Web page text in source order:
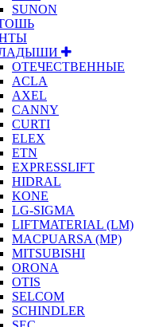
SUNON
ОТЕЧЕСТВЕННЫЕ
ACLA
AXEL
CANNY
CURTI
ELEX
ETN
EXPRESSLIFT
HIDRAL
KONE
LG-SIGMA
LIFTMATERIAL (LM)
MACPUARSA (MP)
MITSUBISHI
ORONA
OTIS
SELCOM
SCHINDLER